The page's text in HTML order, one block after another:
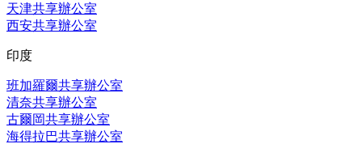
天津共享辦公室
西安共享辦公室
印度
班加羅爾共享辦公室
清奈共享辦公室
古爾岡共享辦公室
海得拉巴共享辦公室